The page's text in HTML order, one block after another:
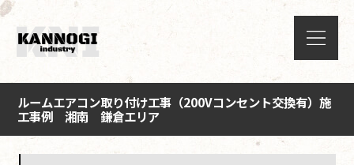
ルームエアコン取り付け工事（200Vコンセント交換有）施
工事例 湘南 鎌倉エリア